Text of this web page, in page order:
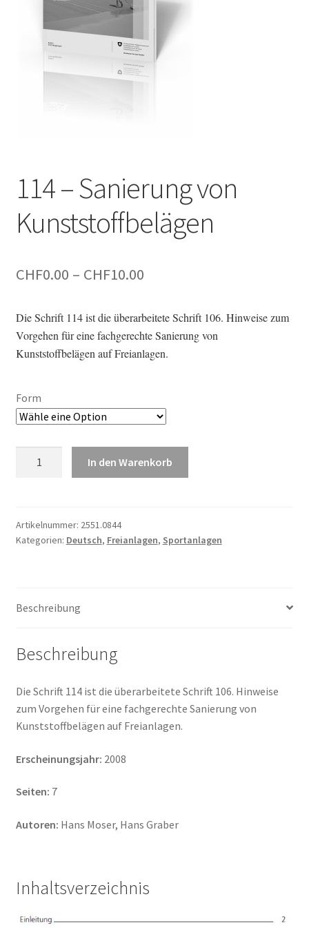
114 – Sanierung von
Kunststoffbelägen
CHF0.00 – CHF10.00Preisspanne:
bis
CHF10.00
Die Schrift 114 ist die überarbeitete Schrift 106. Hinweise zum
Vorgehen für eine fachgerechte Sanierung von
Kunststoffbelägen auf Freianlagen.
Form
Kunststoffbelägen
Menge
In den Warenkorb
Artikelnummer: 2551.0844
Kategorien: Deutsch, Freianlagen, Sportanlagen
Beschreibung
Beschreibung
Die Schrift 114 ist die überarbeitete Schrift 106. Hinweise
zum Vorgehen für eine fachgerechte Sanierung von
Kunststoffbelägen auf Freianlagen.
Erscheinungsjahr: 2008
Seiten: 7
Autoren: Hans Moser, Hans Graber
Inhaltsverzeichnis